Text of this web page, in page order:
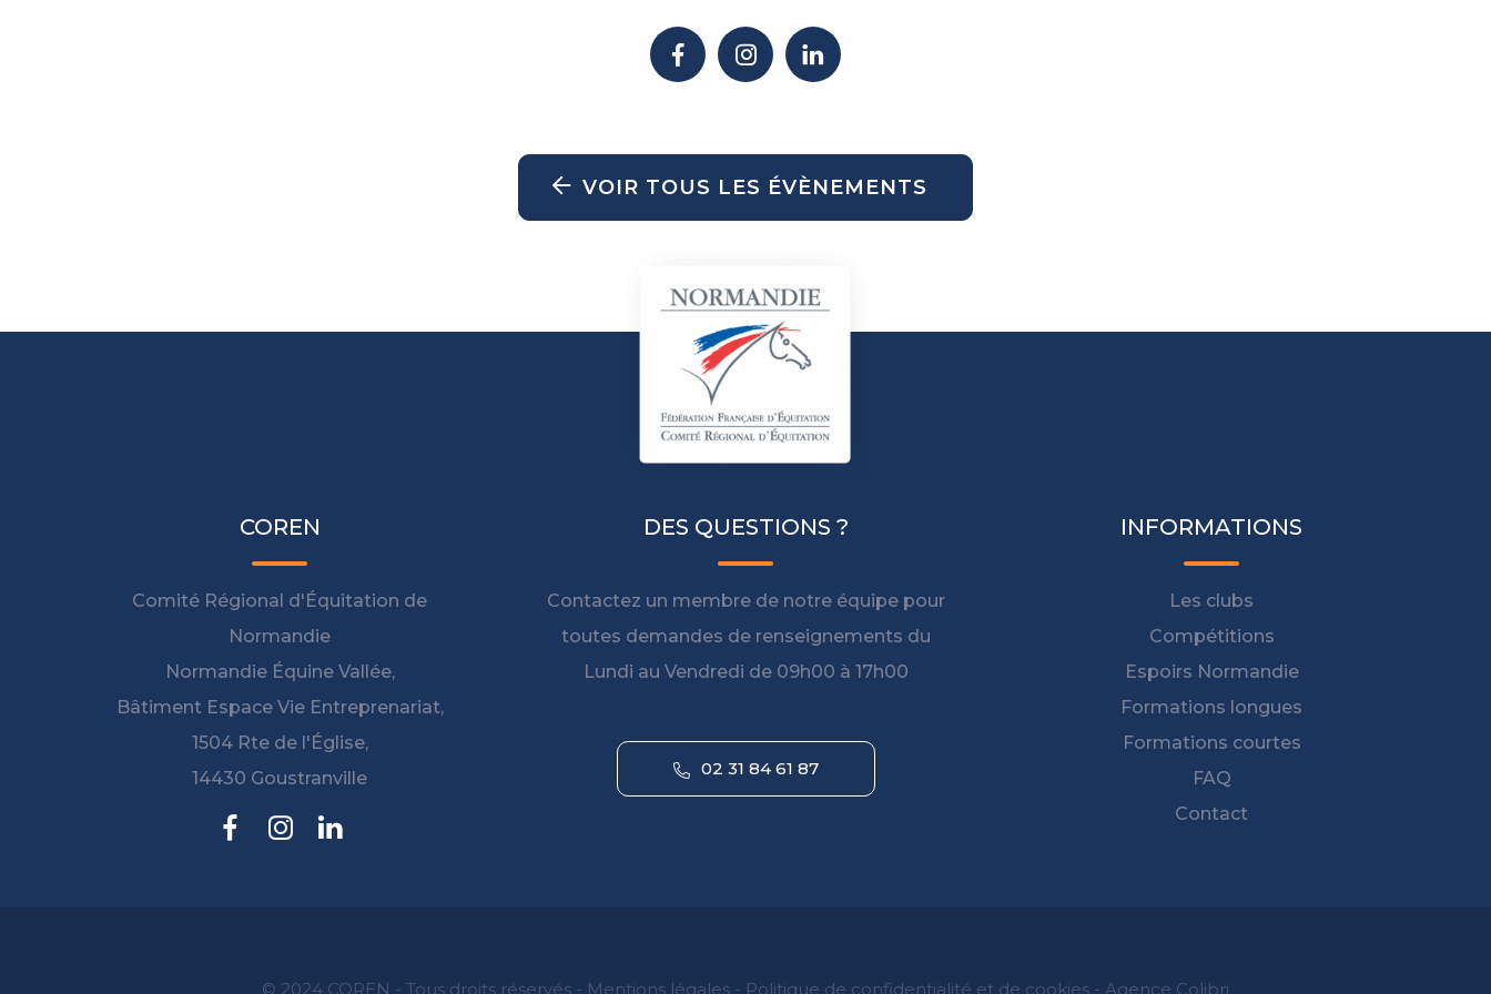
VOIR TOUS LES ÉVÈNEMENTS
COREN
Comité Régional d'Équitation de
Normandie
Normandie Équine Vallée,
Bâtiment Espace Vie Entreprenariat,
1504 Rte de l'Église,
14430 Goustranville
DES QUESTIONS ?
Contactez un membre de notre équipe pour
toutes demandes de renseignements du
Lundi au Vendredi de 09h00 à 17h00
02 31 84 61 87
INFORMATIONS
Les clubs
Compétitions
Espoirs Normandie
Formations longues
Formations courtes
FAQ
Contact
© 2024 COREN - Tous droits réservés - Mentions légales - Politique de confidentialité et de cookies - Agence Colibri